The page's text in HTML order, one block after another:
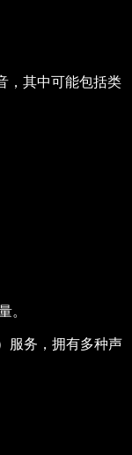
，其中可能包括类
。
服务，拥有多种声